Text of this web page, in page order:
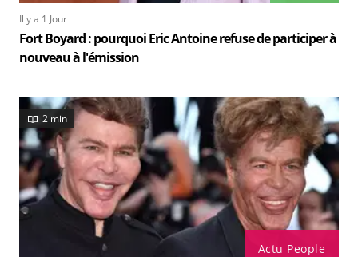
Il y a 1 Jour
Fort Boyard : pourquoi Eric Antoine refuse de participer à
nouveau à l'émission
Actu People
2 min